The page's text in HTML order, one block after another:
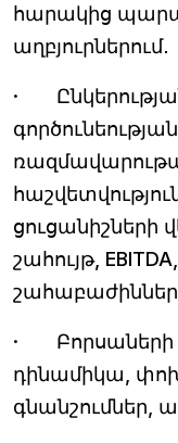
հարակից
աղբյուրներում․
·
ցուցանիշների
շահույթ,
· Բորսաների
դինամիկա,
գնանշումներ,